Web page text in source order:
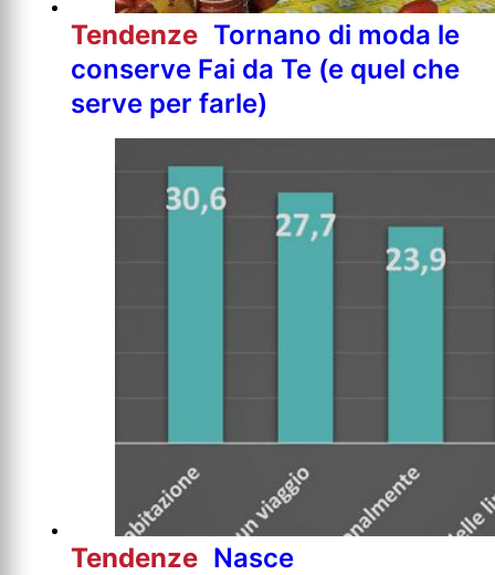
Tendenze Tornano di moda le
conserve Fai da Te (e quel che
serve per farle)
Tendenze Nasce